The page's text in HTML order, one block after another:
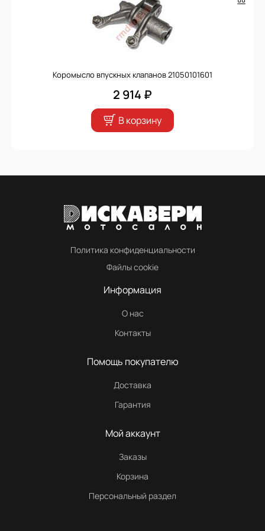
Коромысло впускных клапанов 21050101601
2 914 ₽
В корзину
Политика конфиденциальности
Файлы cookie
Информация
О нас
Контакты
Помощь покупателю
Доставка
Гарантия
Мой аккаунт
Заказы
Корзина
Персональный раздел